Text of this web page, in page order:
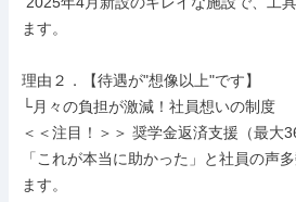
ます。
理由２．【待遇が"想像以上"です】
└月々の負担が激減！社員想いの制度
＜＜注目！＞＞ 奨学金返済支援（最大
「これが本当に助かった」と社員の声
ます。